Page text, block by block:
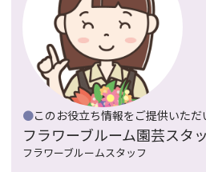
●このお役立ち情報をご提供いた
フラワーブルーム園芸スタ
フラワーブルームスタッフ